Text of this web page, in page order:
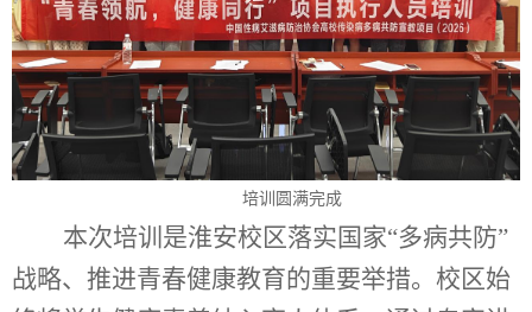
培训圆满完成
本次培训是淮安校区落实国家“多病共防”
战略、推进青春健康教育的重要举措。校区始